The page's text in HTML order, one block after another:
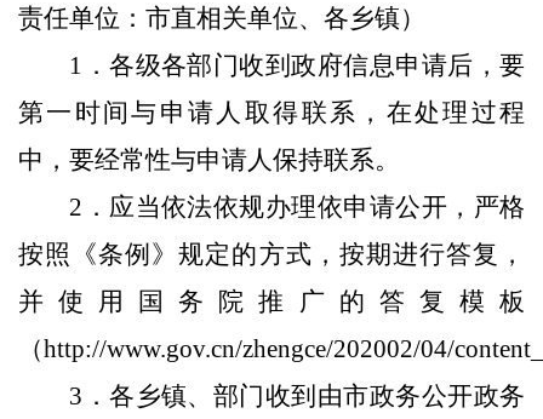
责任单位：市直相关单位、各乡镇）
1 ．各级各部门收到政府信息申请后，要
第一时间与申请人取得联系，在处理过程
中，要经常性与申请人保持联系。
2 ．应当依法依规办理依申请公开，严格
按照《条例》规定的方式，按期进行答复，
并使用国务院推广的答复模板
（http://www.gov.cn/zhengce/202002/04/
3 ．各乡镇、部门收到由市政务公开政务